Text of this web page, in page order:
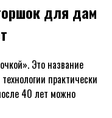
для дам
Это название
практически
40 лет можно